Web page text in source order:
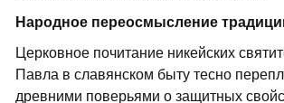
Народное переосмысление
Церковное почитание никейских
Павла в славянском быту тесно
древними поверьями о защитных